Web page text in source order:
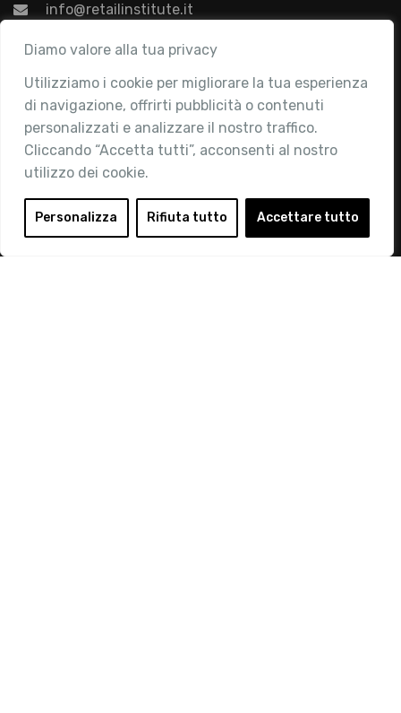
Diamo valore alla tua privacy
Utilizziamo i cookie per migliorare la tua esperienza
di navigazione, offrirti pubblicità o contenuti
personalizzati e analizzare il nostro traffico.
Cliccando “Accetta tutti”, acconsenti al nostro
utilizzo dei cookie.
Personalizza Rifiuta tutto Accettare tutto
info@retailinstitute.it
Associazione
Chi siamo
Attività
Contatti
Area Riservata
Login
Diventa Socio